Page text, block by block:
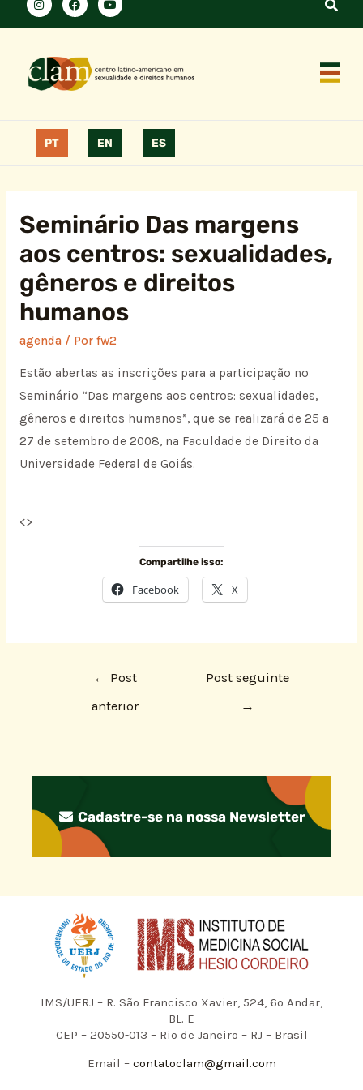
PT EN ES
Seminário Das margens
aos centros: sexualidades,
gêneros e direitos
humanos
agenda/ Por fw2
Estão abertas as inscrições para a participação no
Seminário “Das margens aos centros: sexualidades,
gêneros e direitos humanos”, que se realizará de 25 a
27 de setembro de 2008, na Faculdade de Direito da
Universidade Federal de Goiás.
<>
Compartilhe isso:
Facebook X
← Post
anterior
Post seguinte
→
Cadastre-se na nossa Newsletter
IMS/UERJ – R. São Francisco Xavier, 524, 6º Andar,
BL. E
CEP – 20550-013 – Rio de Janeiro – RJ – Brasil
Email –contatoclam@gmail.com